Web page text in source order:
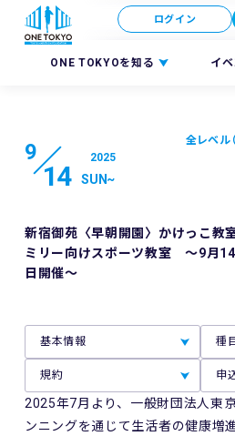
ONE TOKYOを知る イ
ログイン
9
14
2025
SUN~
全レベル
新宿御苑〈早朝開園〉かけっこ教
ミリー向けスポーツ教室 ～9月
日開催～
基本情報 種
規約 申
2025年7月より、一般財団法人東
ンニングを通じて生活者の健康増